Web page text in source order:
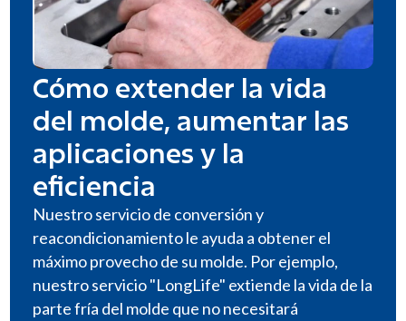
Cómo extender la vida
del molde, aumentar las
aplicaciones y la
eficiencia
Nuestro servicio de conversión y
reacondicionamiento le ayuda a obtener el
máximo provecho de su molde. Por ejemplo,
nuestro servicio "LongLife" extiende la vida de la
parte fría del molde que no necesitará